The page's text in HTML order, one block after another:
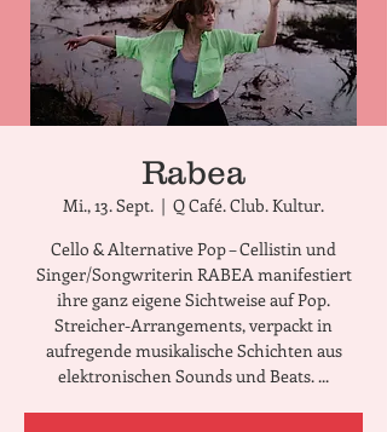
Rabea
Mi., 13. Sept.
  |
Q Café. Club. Kultur.
Cello & Alternative Pop – Cellistin und
Singer/Songwriterin RABEA manifestiert
ihre ganz eigene Sichtweise auf Pop.
Streicher-Arrangements, verpackt in
aufregende musikalische Schichten aus
elektronischen Sounds und Beats. ...